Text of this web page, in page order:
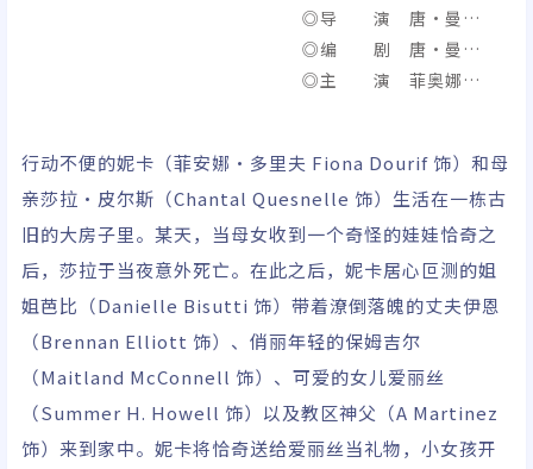
◎导 演 唐·曼西
尼
◎编 剧 唐·曼西
尼
◎主 演 菲奥娜·
丹尼尔·比苏蒂/A·马
丁内斯/尚塔尔奎斯内
尔/梅特兰·麦康奈尔
行动不便的妮卡（菲安娜·多里夫 Fiona Dourif 饰）和母
亲莎拉·皮尔斯（Chantal Quesnelle 饰）生活在一栋古
旧的大房子里。某天，当母女收到一个奇怪的娃娃恰奇之
后，莎拉于当夜意外死亡。在此之后，妮卡居心叵测的姐
姐芭比（Danielle Bisutti 饰）带着潦倒落魄的丈夫伊恩
（Brennan Elliott 饰）、俏丽年轻的保姆吉尔
（Maitland McConnell 饰）、可爱的女儿爱丽丝
（Summer H. Howell 饰）以及教区神父（A Martinez
饰）来到家中。妮卡将恰奇送给爱丽丝当礼物，小女孩开